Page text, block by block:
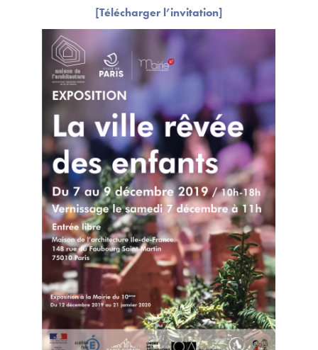
[Télécharger l’invitation]